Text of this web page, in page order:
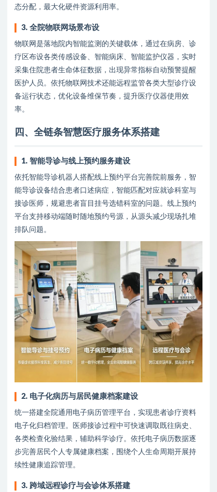
态分配，最大化硬件资源利用率。
3. 全院物联网场景布设
物联网是落地院内智能监测的关键载体，通过在病房、诊
疗区布设各类传感设备、智能病床、智能监护仪器，实时
采集住院患者生命体征数据，出现异常指标自动预警提醒
医护人员。依托物联网技术还能远程监管各类大型诊疗设
备运行状态，优化设备维保节奏，提升医疗仪器使用效
率。
四、全链条智慧医疗服务体系搭建
1. 智能导诊与线上预约服务建设
依托智能导诊机器人搭配线上预约平台完善院前服务，智
能导诊设备结合患者口述病症，智能匹配对应就诊科室与
接诊医师，规避患者盲目挂号选错科室的问题。线上预约
平台支持移动端随时随地预约号源，从源头减少现场扎堆
排队问题。
2. 电子化病历与居民健康档案建设
统一搭建全院通用电子病历管理平台，实现患者诊疗资料
电子化归档管理。医师接诊过程中可快速调取既往病史、
各类检查化验结果，辅助科学诊疗。依托电子病历数据逐
步完善居民个人专属健康档案，围绕个人生命周期开展持
续性健康追踪管理。
3. 跨域远程诊疗与会诊体系搭建